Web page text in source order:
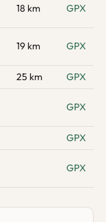
18 km GPX
19 km GPX
25 km
GPX
GPX
GPX
GPX